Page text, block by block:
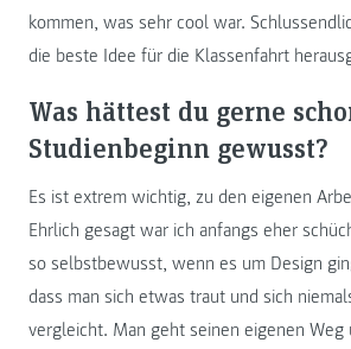
kommen, was sehr cool war.
die beste Idee für die Klassenfahrt
Was hättest du gerne
Studienbeginn gewusst?
Es ist extrem wichtig, zu den eigenen
Ehrlich gesagt war ich anfangs eher
so selbstbewusst, wenn es um Design
dass man sich etwas traut und sich
vergleicht. Man geht seinen eigenen Weg